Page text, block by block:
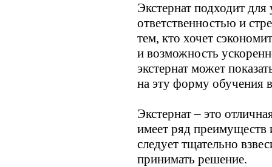
Экстернат подходит
ответственностью и
тем, кто хочет
и возможность
экстернат может
на эту форму обучения
Экстернат – это
имеет ряд преимуществ
следует тщательно
принимать решение.